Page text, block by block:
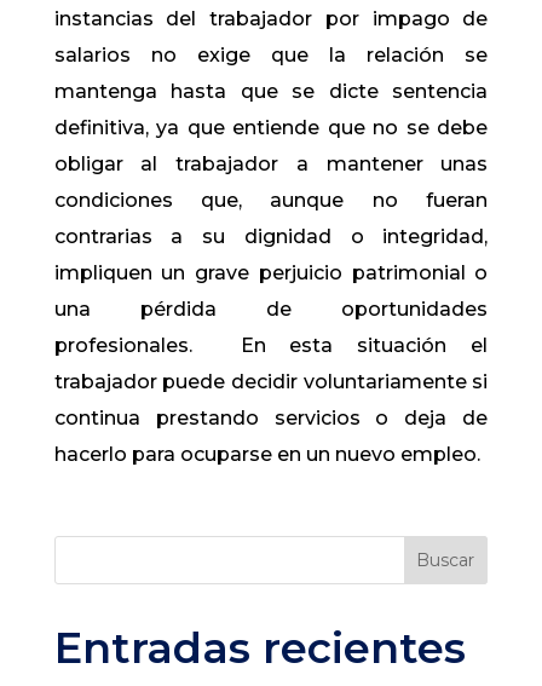
instancias del trabajador por impago de
salarios no exige que la relación se
mantenga hasta que se dicte sentencia
definitiva, ya que entiende que no se debe
obligar al trabajador a mantener unas
condiciones que, aunque no fueran
contrarias a su dignidad o integridad,
impliquen un grave perjuicio patrimonial o
una pérdida de oportunidades
profesionales. En esta situación el
trabajador puede decidir voluntariamente si
continua prestando servicios o deja de
hacerlo para ocuparse en un nuevo empleo.
Buscar
Entradas recientes